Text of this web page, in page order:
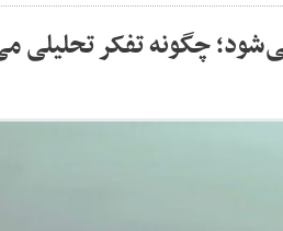
چگونه تفکر تحلیلی